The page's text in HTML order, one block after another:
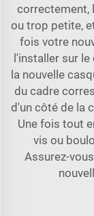
correctement,
ou trop petite,
fois votre
l'installer sur le
la nouvelle
du cadre
d'un côté de la
Une fois tout
vis ou
Assurez-